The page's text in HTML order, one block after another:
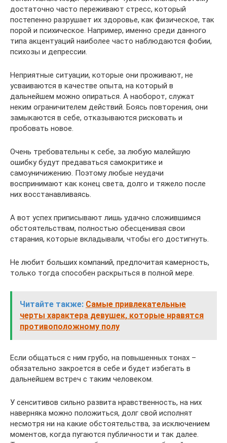
достаточно часто переживают стресс, который
постепенно разрушает их здоровье, как физическое, так
порой и психическое. Например, именно среди данного
типа акцентуаций наиболее часто наблюдаются фобии,
психозы и депрессии.
Неприятные ситуации, которые они проживают, не
усваиваются в качестве опыта, на который в
дальнейшем можно опираться. А наоборот, служат
неким ограничителем действий. Боясь повторения, они
замыкаются в себе, отказываются рисковать и
пробовать новое.
Очень требовательны к себе, за любую малейшую
ошибку будут предаваться самокритике и
самоуничижению. Поэтому любые неудачи
воспринимают как конец света, долго и тяжело после
них восстанавливаясь.
А вот успех приписывают лишь удачно сложившимся
обстоятельствам, полностью обесценивая свои
старания, которые вкладывали, чтобы его достигнуть.
Не любит больших компаний, предпочитая камерность,
только тогда способен раскрыться в полной мере.
Читайте также: Самые привлекательные
черты характера девушек, которые нравятся
противоположному полу
Если общаться с ним грубо, на повышенных тонах –
обязательно закроется в себе и будет избегать в
дальнейшем встреч с таким человеком.
У сенситивов сильно развита нравственность, на них
наверняка можно положиться, долг свой исполнят
несмотря ни на какие обстоятельства, за исключением
моментов, когда пугаются публичности и так далее.